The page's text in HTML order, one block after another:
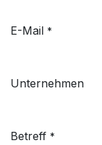
E-Mail *
Unternehmen
Betreff *